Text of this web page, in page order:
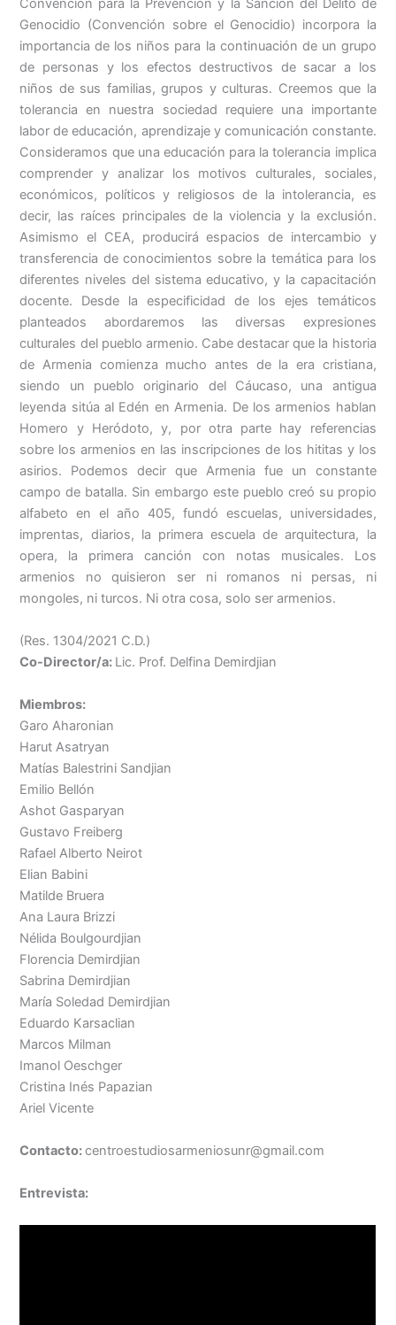
Convención para la Prevención y la Sanción del Delito de
Genocidio (Convención sobre el Genocidio) incorpora la
importancia de los niños para la continuación de un grupo
de personas y los efectos destructivos de sacar a los
niños de sus familias, grupos y culturas. Creemos que la
tolerancia en nuestra sociedad requiere una importante
labor de educación, aprendizaje y comunicación constante.
Consideramos que una educación para la tolerancia implica
comprender y analizar los motivos culturales, sociales,
económicos, políticos y religiosos de la intolerancia, es
decir, las raíces principales de la violencia y la exclusión.
Asimismo el CEA, producirá espacios de intercambio y
transferencia de conocimientos sobre la temática para los
diferentes niveles del sistema educativo, y la capacitación
docente. Desde la especificidad de los ejes temáticos
planteados abordaremos las diversas expresiones
culturales del pueblo armenio. Cabe destacar que la historia
de Armenia comienza mucho antes de la era cristiana,
siendo un pueblo originario del Cáucaso, una antigua
leyenda sitúa al Edén en Armenia. De los armenios hablan
Homero y Heródoto, y, por otra parte hay referencias
sobre los armenios en las inscripciones de los hititas y los
asirios. Podemos decir que Armenia fue un constante
campo de batalla. Sin embargo este pueblo creó su propio
alfabeto en el año 405, fundó escuelas, universidades,
imprentas, diarios, la primera escuela de arquitectura, la
opera, la primera canción con notas musicales. Los
armenios no quisieron ser ni romanos ni persas, ni
mongoles, ni turcos. Ni otra cosa, solo ser armenios.
(Res. 1304/2021 C.D.)
Co-Director/a: Lic. Prof. Delfina Demirdjian
Miembros:
Garo Aharonian
Harut Asatryan
Matías Balestrini Sandjian
Emilio Bellón
Ashot Gasparyan
Gustavo Freiberg
Rafael Alberto Neirot
Elian Babini
Matilde Bruera
Ana Laura Brizzi
Nélida Boulgourdjian
Florencia Demirdjian
Sabrina Demirdjian
María Soledad Demirdjian
Eduardo Karsaclian
Marcos Milman
Imanol Oeschger
Cristina Inés Papazian
Ariel Vicente
Contacto:centroestudiosarmeniosunr@gmail.com
Entrevista: